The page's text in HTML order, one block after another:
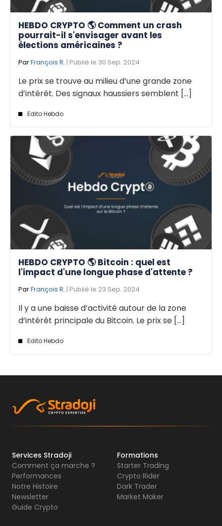
HEBDO CRYPTO 🌎 Comment un crash
pourrait-il s'envisager avant les
élections américaines ?
ParFrançois R. | Publié le 30 Sep. 2024
Le prix se trouve au milieu d’une grande zone
d’intérêt. Des signaux haussiers semblent [...]
Edito Hebdo
HEBDO CRYPTO 🌎 Bitcoin : quel est
l'impact d'une longue phase d'attente ?
ParFrançois R. | Publié le 23 Sep. 2024
Il y a une baisse d’activité autour de la zone
d’intérêt principale du Bitcoin. Le prix se [...]
Edito Hebdo
Services Stradoji
Comment ça marche ?
Performances
Notre Histoire
Newsletter
Guide Crypto
Formations
Starter Trading
Crypto Rider
Dark Trader
Market Maker